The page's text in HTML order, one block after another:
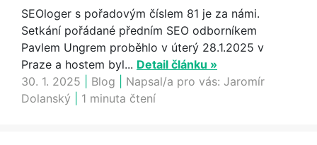
SEOloger s pořadovým číslem 81 je za námi.
Setkání pořádané předním SEO odborníkem
Pavlem Ungrem proběhlo v úterý 28.1.2025 v
Praze a hostem byl... Detail článku »
30. 1. 2025
Blog Napsal/a pro vás: Jaromír
Dolanský
1 minuta čtení